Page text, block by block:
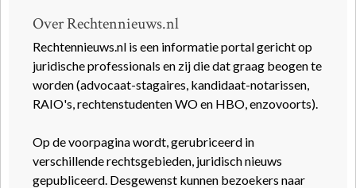
Over Rechtennieuws.nl
Rechtennieuws.nl is een informatie portal gericht op
juridische professionals en zij die dat graag beogen te
worden (advocaat-stagaires, kandidaat-notarissen,
RAIO's, rechtenstudenten WO en HBO, enzovoorts).
Op de voorpagina wordt, gerubriceerd in
verschillende rechtsgebieden, juridisch nieuws
gepubliceerd. Desgewenst kunnen bezoekers naar